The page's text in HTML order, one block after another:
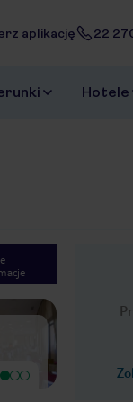
aplikację 22
Hotele
Next slide
1/42
Bardzo dobry